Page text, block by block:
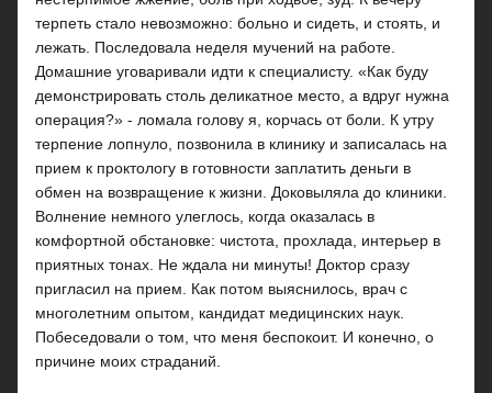
терпеть стало невозможно: больно и сидеть, и стоять, и
лежать. Последовала неделя мучений на работе.
Домашние уговаривали идти к специалисту. «Как буду
демонстрировать столь деликатное место, а вдруг нужна
операция?» - ломала голову я, корчась от боли. К утру
терпение лопнуло, позвонила в клинику и записалась на
прием к проктологу в готовности заплатить деньги в
обмен на возвращение к жизни. Доковыляла до клиники.
Волнение немного улеглось, когда оказалась в
комфортной обстановке: чистота, прохлада, интерьер в
приятных тонах. Не ждала ни минуты! Доктор сразу
пригласил на прием. Как потом выяснилось, врач с
многолетним опытом, кандидат медицинских наук.
Побеседовали о том, что меня беспокоит. И конечно, о
причине моих страданий.